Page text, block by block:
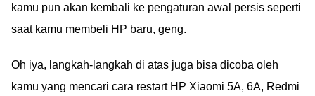
kamu pun akan kembali ke pengaturan awal persis seperti
saat kamu membeli HP baru, geng.
Oh iya, langkah-langkah di atas juga bisa dicoba oleh
kamu yang mencari cara restart HP Xiaomi 5A, 6A, Redmi